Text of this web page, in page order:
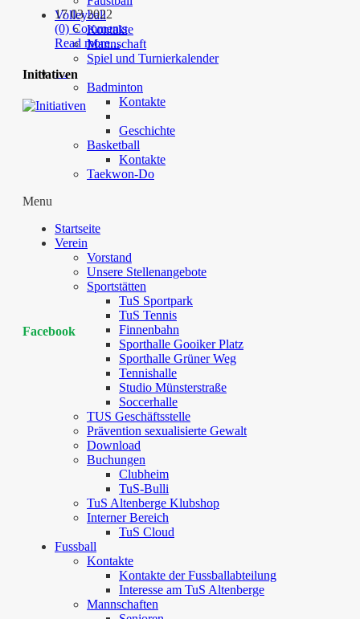
Volleyball
Kontakte
Mannschaft
Spiel und Turnierkalender
…
Badminton
Kontakte
Geschichte
Basketball
Kontakte
Taekwon-Do
Menu
Startseite
Verein
Vorstand
Unsere Stellenangebote
Sportstätten
TuS Sportpark
TuS Tennis
Finnenbahn
Sporthalle Gooiker Platz
Sporthalle Grüner Weg
Tennishalle
Studio Münsterstraße
Soccerhalle
TUS Geschäftsstelle
Prävention sexualisierte Gewalt
Download
Buchungen
Clubheim
TuS-Bulli
TuS Altenberge Klubshop
Interner Bereich
TuS Cloud
Fussball
Kontakte
Kontakte der Fussballabteilung
Interesse am TuS Altenberge
Mannschaften
17 03 2022
(0) Comments
Read more...
Initiativen
Facebook